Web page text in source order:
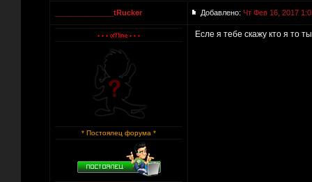
______________tRucker Добавлено: Чт Фев 16, 2017
* Постоялец форума *
Есле я тебе скажу кто я то